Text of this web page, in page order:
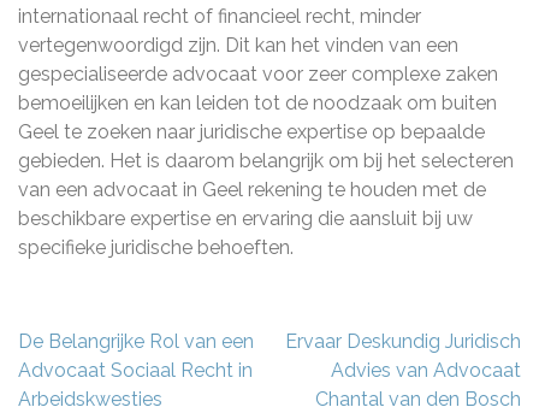
internationaal recht of financieel recht, minder
vertegenwoordigd zijn. Dit kan het vinden van een
gespecialiseerde advocaat voor zeer complexe zaken
bemoeilijken en kan leiden tot de noodzaak om buiten
Geel te zoeken naar juridische expertise op bepaalde
gebieden. Het is daarom belangrijk om bij het selecteren
van een advocaat in Geel rekening te houden met de
beschikbare expertise en ervaring die aansluit bij uw
specifieke juridische behoeften.
Berichtnavigatie
De Belangrijke Rol van een
Advocaat Sociaal Recht in
Arbeidskwesties
Ervaar Deskundig Juridisch
Advies van Advocaat
Chantal van den Bosch